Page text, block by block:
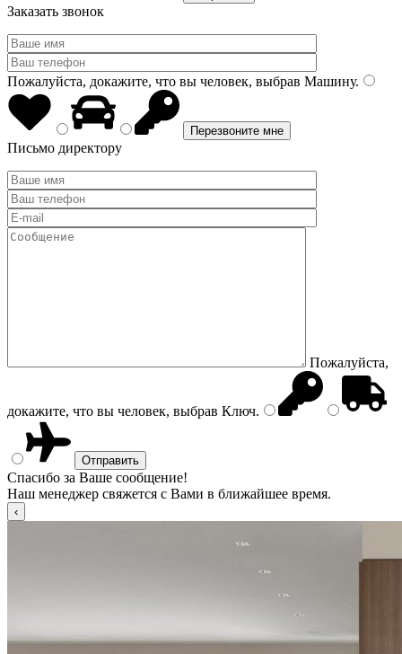
Заказать звонок
Пожалуйста, докажите, что вы человек, выбрав Машину.
Письмо директору
Пожалуйста,
докажите, что вы человек, выбрав Ключ.
Спасибо за Ваше сообщение!
Наш менеджер свяжется с Вами в ближайшее время.